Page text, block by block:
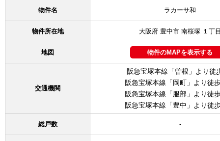
物件名 ラカーサ和
物件所在地 大阪府 豊中市 南桜塚 １丁
地図 物件のMAPを表示する
交通機関
阪急宝塚本線「曽根」より徒
阪急宝塚本線「岡町」より徒
阪急宝塚本線「服部」より徒
阪急宝塚本線「豊中」より徒
総戸数 -